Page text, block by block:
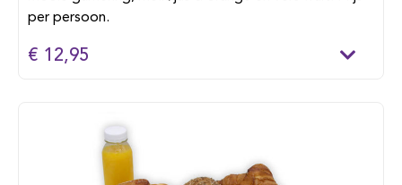
per persoon.
€ 12,95